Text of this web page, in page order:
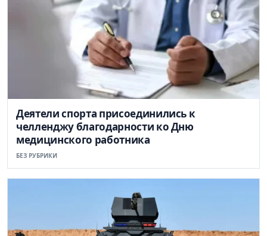
Деятели спорта присоединились к
челленджу благодарности ко Дню
медицинского работника
БЕЗ РУБРИКИ